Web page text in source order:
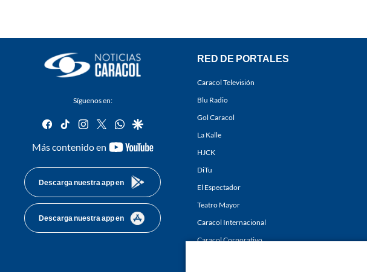
Síguenos en:
facebook
tiktok instagram
twitterwhatsapp
google
Más contenido en
youtube-
Descarga nuestra app en
Descarga nuestra app en
RED DE PORTALES
Caracol Televisión
Blu Radio
Gol Caracol
La Kalle
HJCK
DiTu
El Espectador
Teatro Mayor
Caracol Internacional
Caracol Corporativo